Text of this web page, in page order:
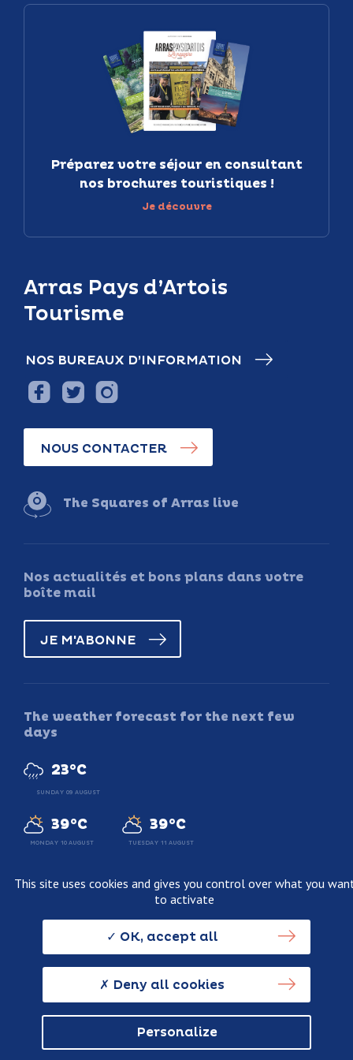
Arras Pays d’Artois
Tourisme
NOS BUREAUX D’INFORMATION
NOUS CONTACTER
The Squares of Arras live
Nos actualités et bons plans dans votre
boîte mail
JE M'ABONNE
The weather forecast for the next few
days
23°C
SUNDAY 09 AUGUST
39°C
MONDAY 10 AUGUST
39°C
TUESDAY 11 AUGUST
Préparez votre séjour en consultant
nos brochures touristiques !
Je découvre
Personnal data usage policy
This site uses cookies and gives you control over what you
to activate
OK, accept all
Deny all cookies
Personalize